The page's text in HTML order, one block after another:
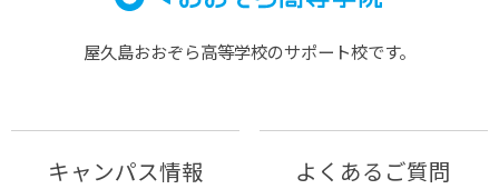
屋久島おおぞら⾼等学校のサポート校です。
キャンパス情報 よくあるご質問